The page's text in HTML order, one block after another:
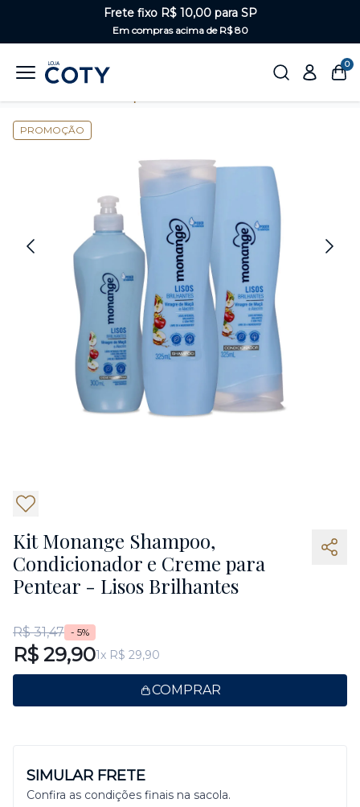
Frete fixo R$ 10,00 para SP
Em compras acima de R$ 80
0
PROMOÇÃO
Kit Monange Shampoo,
Condicionador e Creme para
Pentear - Lisos Brilhantes
R$ 31,47 - 5%
R$ 29,901x R$ 29,90
COMPRAR
SIMULAR FRETE
Confira as condições finais na sacola.